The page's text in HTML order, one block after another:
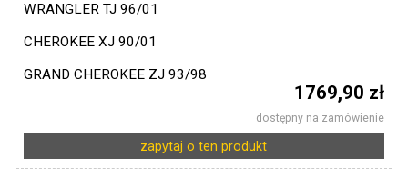
WRANGLER TJ 96/01
CHEROKEE XJ 90/01
GRAND CHEROKEE ZJ 93/98
1769,90 zł
dostępny na zamówienie
zapytaj o ten produkt